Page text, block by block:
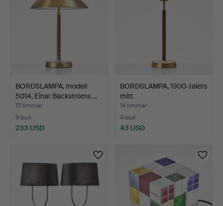
BORDSLAMPA, modell
5014, Einar Bäckströms …
13 timmar
9 bud
233 USD
BORDSLAMPA, 1900-talets
mitt.
14 timmar
4 bud
43 USD